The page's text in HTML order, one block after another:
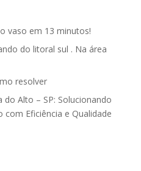
vaso em 13 minutos!
do litoral sul . Na área
resolver
Alto – SP: Solucionando
Eficiência e Qualidade